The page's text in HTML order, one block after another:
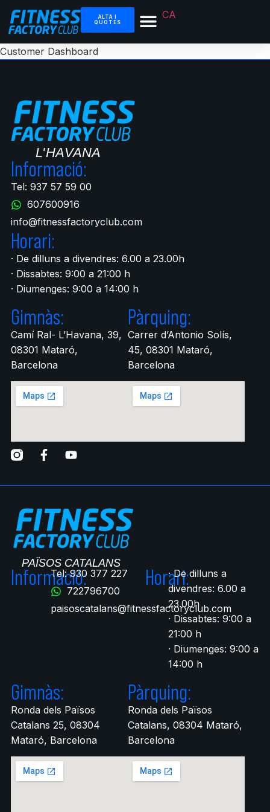
ALTA I
QUOTES
CA
Customer Dashboard
Informació:
Tel: 937 57 59 00
607600916
info@fitnessfactoryclub.com
Horari:
· De dilluns a divendres: 6.00 a 23.00h
· Dissabtes: 9:00 a 21:00 h
· Diumenges: 9:00 a 14:00 h
Gimnàs:
Camí Ral- L’Havana, 39,
08301 Mataró,
Barcelona
Pàrquing:
Carrer d’Antonio Solís,
45, 08301 Mataró,
Barcelona
Informació:Tel: 930 377 227
722796700​
paisoscatalans@fitnessfactoryclub.com
Horari:· De dilluns a
divendres: 6.00 a
23.00h
· Dissabtes: 9:00 a
21:00 h
· Diumenges: 9:00 a
14:00 h
Gimnàs:
Ronda dels Països
Catalans 25, 08304
Mataró, Barcelona
Pàrquing:
Ronda dels Països
Catalans, 08304 Mataró,
Barcelona